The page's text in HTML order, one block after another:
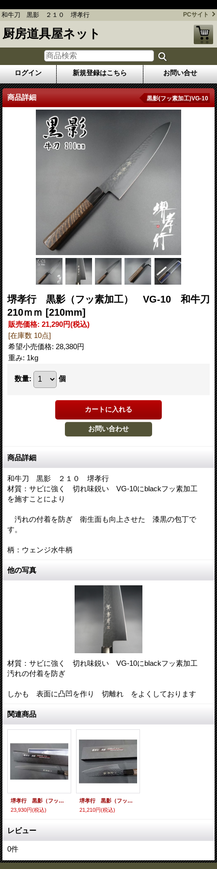
和牛刀 黒影 ２１０ 堺孝行 PCサイト
厨房道具屋ネット
ログイン 新規登録はこちら お問い合せ
商品詳細 黒影(フッ素加工)VG-10
堺孝行 黒影（フッ素加工） VG-10 和牛刀
210ｍｍ [210mm]
販売価格: 21,290円(税込)
[在庫数 10点]
希望小売価格: 28,380円
重み: 1kg
数量: 個
商品詳細
和牛刀 黒影 ２１０ 堺孝行
材質：サビに強く 切れ味鋭い VG-10にblackフッ素加工
を施すことにより
汚れの付着を防ぎ 衛生面も向上させた 漆黒の包丁で
す。
柄：ウェンジ水牛柄
他の写真
材質：サビに強く 切れ味鋭い VG-10にblackフッ素加工
汚れの付着を防ぎ
しかも 表面に凸凹を作り 切離れ をよくしております
関連商品
堺孝行 黒影（フッ素加工） VG-10 和筋引240ｍｍ
23,930円(税込)
堺孝行 黒影（フッ素加工） VG-10 和剣型三徳160ｍｍ
21,210円(税込)
レビュー
0件